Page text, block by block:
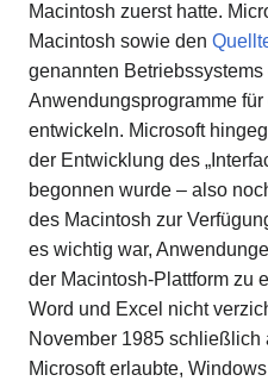
Macintosh zuerst hatte.
Macintosh sowie den
genannten Betriebssystems
Anwendungsprogramme
entwickeln. Microsoft
der Entwicklung des
begonnen wurde – also
des Macintosh zur
es wichtig war,
der Macintosh-Plattform zu
Word und Excel nicht
November 1985 schließlich
Microsoft erlaubte,